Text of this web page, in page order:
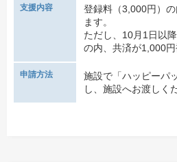
支援内容
登録料（3,000円）
ます。
ただし、10月1日以
の内、共済が1,000円
申請方法
施設で「ハッピーパ
し、施設へお渡しく